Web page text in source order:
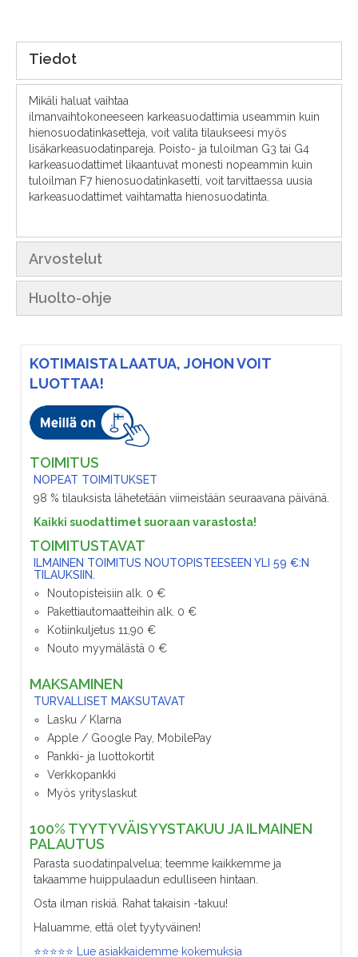
Tiedot
Mikäli haluat vaihtaa
ilmanvaihtokoneeseen karkeasuodattimia useammin kuin
hienosuodatinkasetteja, voit valita tilaukseesi myös
lisäkarkeasuodatinpareja. Poisto- ja tuloilman G3 tai G4
karkeasuodattimet likaantuvat monesti nopeammin kuin
tuloilman F7 hienosuodatinkasetti, voit tarvittaessa uusia
karkeasuodattimet vaihtamatta hienosuodatinta.
Arvostelut
Huolto-ohje
KOTIMAISTA LAATUA, JOHON VOIT
LUOTTAA!
TOIMITUS
NOPEAT TOIMITUKSET
98 % tilauksista lähetetään viimeistään seuraavana päivänä.
Kaikki suodattimet suoraan varastosta!
TOIMITUSTAVAT
ILMAINEN TOIMITUS NOUTOPISTEESEEN YLI 59 €:N
TILAUKSIIN.
Noutopisteisiin alk. 0 €
Pakettiautomaatteihin alk. 0 €
Kotiinkuljetus 11,90 €
Nouto myymälästä 0 €
MAKSAMINEN
TURVALLISET MAKSUTAVAT
Lasku / Klarna
Apple / Google Pay, MobilePay
Pankki- ja luottokortit
Verkkopankki
Myös yrityslaskut
100% TYYTYVÄISYYSTAKUU JA ILMAINEN
PALAUTUS
Parasta suodatinpalvelua; teemme kaikkemme ja
takaamme huippulaadun edulliseen hintaan.
Osta ilman riskiä. Rahat takaisin -takuu!
Haluamme, että olet tyytyväinen!
⭐⭐⭐⭐⭐ Lue asiakkaidemme kokemuksia